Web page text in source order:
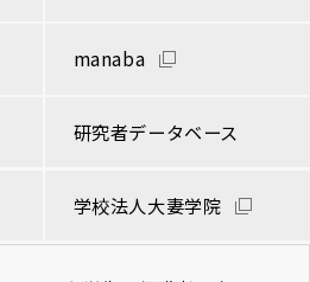
manaba
研究者データベース
学校法人大妻学院